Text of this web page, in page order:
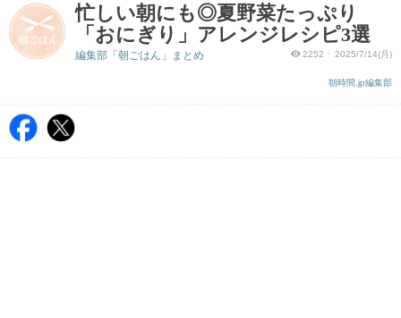
忙しい朝にも◎夏野菜たっぷり
「おにぎり」アレンジレシピ3選
2252 2025/7/14(月)
朝時間.jp編集部
編集部「朝ごはん」まとめ